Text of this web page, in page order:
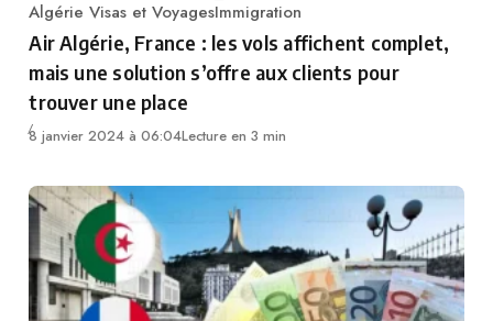
Category
Algérie Visas et VoyagesImmigration
Air Algérie, France : les vols affichent complet,
mais une solution s’offre aux clients pour
trouver une place
8 janvier 2024 à 06:04Lecture en 3 min